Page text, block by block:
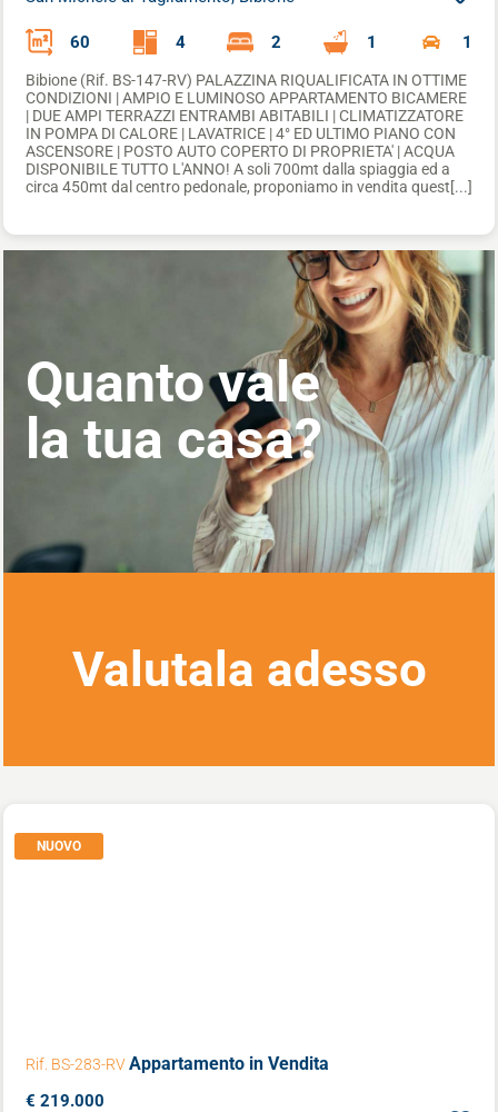
60 4 2 1 1
Bibione (Rif. BS-147-RV) PALAZZINA RIQUALIFICATA IN OTTIME
CONDIZIONI | AMPIO E LUMINOSO APPARTAMENTO BICAMERE
| DUE AMPI TERRAZZI ENTRAMBI ABITABILI | CLIMATIZZATORE
IN POMPA DI CALORE | LAVATRICE | 4° ED ULTIMO PIANO CON
ASCENSORE | POSTO AUTO COPERTO DI PROPRIETA' | ACQUA
DISPONIBILE TUTTO L'ANNO! A soli 700mt dalla spiaggia ed a
circa 450mt dal centro pedonale, proponiamo in vendita quest[...]
Quanto vale
la tua casa?
Valutala adesso
NUOVO
Rif. BS-283-RVAppartamento in Vendita
€ 219.000